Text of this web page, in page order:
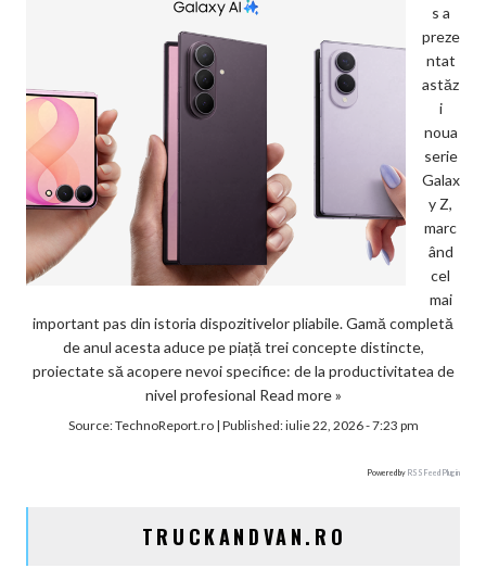
s a
preze
ntat
astăz
i
noua
serie
Galax
y Z,
marc
ând
cel
mai
important pas din istoria dispozitivelor pliabile. Gamă completă
de anul acesta aduce pe piață trei concepte distincte,
proiectate să acopere nevoi specifice: de la productivitatea de
nivel profesional Read more »
Source:TechnoReport.ro| Published:iulie 22, 2026 - 7:23 pm
Powered by RSS Feed Plugin
TRUCKANDVAN.RO